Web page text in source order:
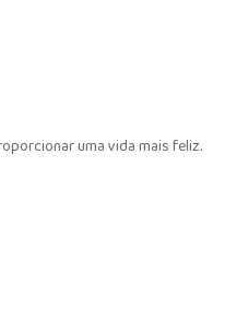
uma vida mais feliz.